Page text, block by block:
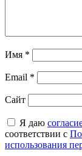
Имя *
Email *
Сайт
Я даю
соответствии с
использования